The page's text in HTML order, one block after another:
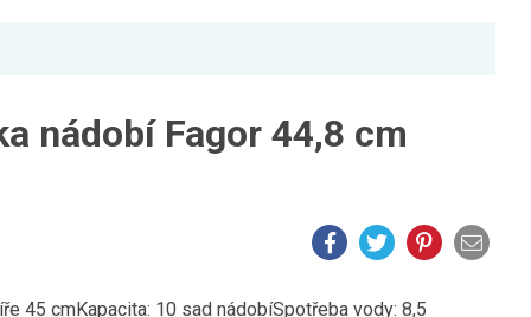
nádobí Fagor 44,8 cm
45 cmKapacita: 10 sad nádobíSpotřeba vody: 8,5